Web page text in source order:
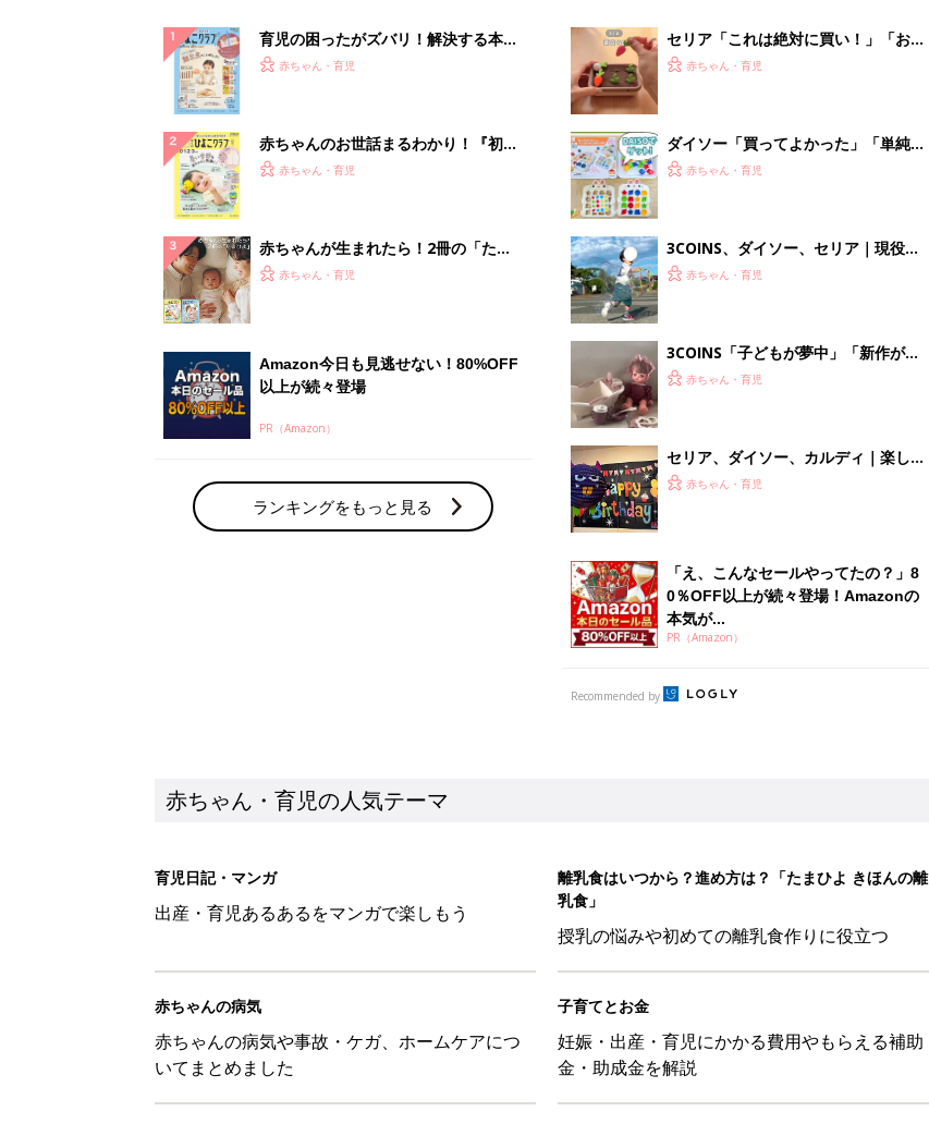
育児の困ったがズバリ！解決する本
『ひよこクラブ 秋号』 4カ月～2才
赤ちゃん・育児
赤ちゃんのお世話まるわかり！『初め
てのひよこクラブ 夏号』〈巻頭大特
赤ちゃん・育児
赤ちゃんが生まれたら！2冊の「たま
ひよ」
赤ちゃん・育児
Amazon今日も見逃せない！80%OFF
以上が続々登場
PR（Amazon）
ランキングをもっと見る
セリア「これは絶対に買い！」「お出
かけ中の時間稼ぎにも◎」大人気のお
赤ちゃん・育児
ダイソー「買ってよかった」「単純ル
ールでおもしろい」寒い日に家族で楽
赤ちゃん・育児
3COINS、ダイソー、セリア｜現役保
育士もおすすめ！外遊びがもっと楽し
赤ちゃん・育児
3COINS「子どもが夢中」「新作が早
くも品薄!?」話題のおもちゃ5選
赤ちゃん・育児
セリア、ダイソー、カルディ｜楽しく
遊びながら知育も⁉現役保育士もおす
赤ちゃん・育児
「え、こんなセールやってたの？」8
0％OFF以上が続々登場！Amazonの
本気が...
PR（Amazon）
Recommended by
赤ちゃん・育児の人気テーマ
育児日記・マンガ
出産・育児あるあるをマンガで楽しもう
離乳食はいつから？進め方は？「たまひよ きほんの離
乳食」
授乳の悩みや初めての離乳食作りに役立つ
赤ちゃんの病気
赤ちゃんの病気や事故・ケガ、ホームケアにつ
いてまとめました
子育てとお金
妊娠・出産・育児にかかる費用やもらえる補助
金・助成金を解説